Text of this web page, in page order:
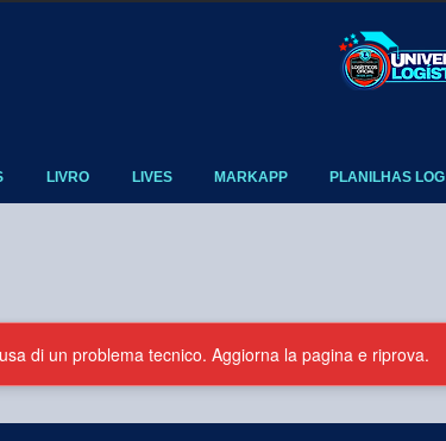
LIVRO LIVES MARKAPP PLANILHAS LOG
di un problema tecnico. Aggiorna la pagina e riprova.